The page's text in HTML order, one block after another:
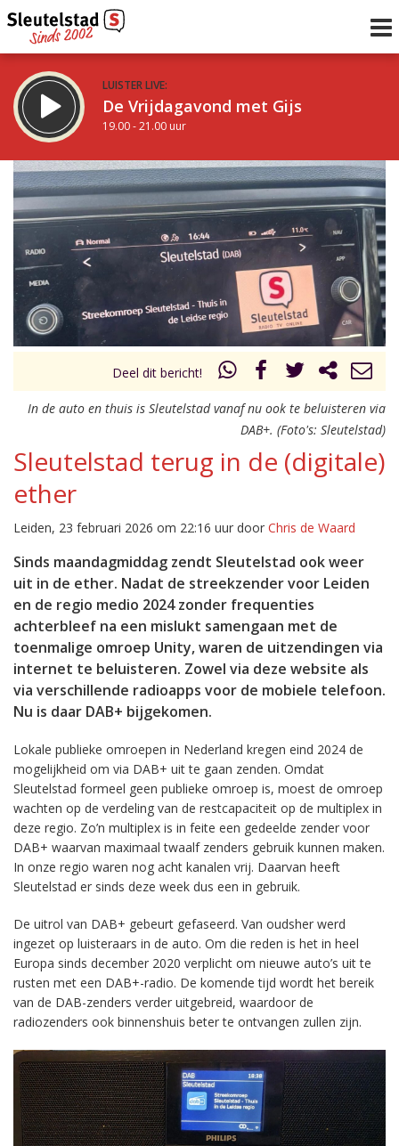
LUISTER LIVE:
De Vrijdagavond met Gijs
19.00 - 21.00 uur
STRAKS:
De avond van Sleutelstad
21.00 - 0.00 uur
Vorig uur
uur 1 van 0 Volgend uur
Deel dit bericht!
In de auto en thuis is Sleutelstad vanaf nu ook te beluisteren via
DAB+. (Foto's: Sleutelstad)
Sleutelstad terug in de (digitale)
ether
Leiden, 23 februari 2026 om 22:16 uur door Chris de Waard
Sinds maandagmiddag zendt Sleutelstad ook weer
uit in de ether. Nadat de streekzender voor Leiden
en de regio medio 2024 zonder frequenties
achterbleef na een mislukt samengaan met de
toenmalige omroep Unity, waren de uitzendingen via
internet te beluisteren. Zowel via deze website als
via verschillende radioapps voor de mobiele telefoon.
Nu is daar DAB+ bijgekomen.
Lokale publieke omroepen in Nederland kregen eind 2024 de
mogelijkheid om via DAB+ uit te gaan zenden. Omdat
Sleutelstad formeel geen publieke omroep is, moest de omroep
wachten op de verdeling van de restcapaciteit op de multiplex in
deze regio. Zo’n multiplex is in feite een gedeelde zender voor
DAB+ waarvan maximaal twaalf zenders gebruik kunnen maken.
In onze regio waren nog acht kanalen vrij. Daarvan heeft
Sleutelstad er sinds deze week dus een in gebruik.
De uitrol van DAB+ gebeurt gefaseerd. Van oudsher werd
ingezet op luisteraars in de auto. Om die reden is het in heel
Europa sinds december 2020 verplicht om nieuwe auto’s uit te
rusten met een DAB+-radio. De komende tijd wordt het bereik
van de DAB-zenders verder uitgebreid, waardoor de
radiozenders ook binnenshuis beter te ontvangen zullen zijn.